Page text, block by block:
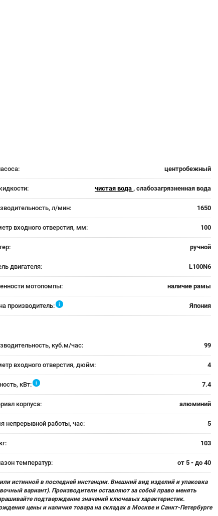
центробежный
чистая вода , слабозагрязненная вода
л/мин: 1650
входного отверстия, мм: 100
ручной
двигателя: L100N6
мотопомпы: наличие рамы
производитель: i Япония
куб.м/час: 99
входного отверстия, дюйм: 4
кВт: i 7.4
корпуса: алюминий
непрерывной работы, час: 5
103
температур: от 5 - до 40
истинной в последней инстанции. Внешний вид изделий и упаковка
вариант). Производители оставляют за собой право менять
подтверждение значений ключевых характеристик.
цены и наличия товара на складах в Москве и Санкт-Петербурге